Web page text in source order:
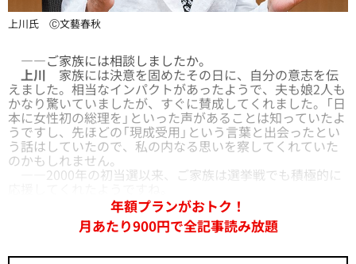
上川氏 Ⓒ文藝春秋
――ご家族には相談しましたか。
上川 家族には決意を固めたその日に、自分の意志を伝
えました。相当なインパクトがあったようで、夫も娘2人も
かなり驚いていましたが、すぐに賛成してくれました。「日
本に女性初の総理を」といった声があることは知っていたよ
うですし、先ほどの「現成受用」という言葉と出会ったとい
う話はしていたので、私の内なる思いを察してくれていた
のかもしれません。
――2000年の初当選以来、ご家族は選挙戦でも積極的に
年額プランがおトク！
月あたり900円で全記事読み放題